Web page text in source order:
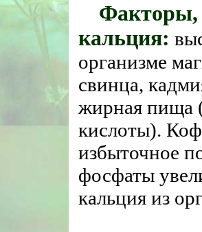
Факторы,
кальция:
организме
свинца,
жирная пища
кислоты).
избыточное
фосфаты
кальция из